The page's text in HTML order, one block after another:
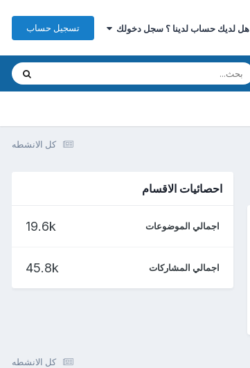
هل لديك حساب لدينا ؟ سجل دخولك تسجيل حساب
كل الانشطه
احصائيات الاقسام
اجمالي الموضوعات 19.6k
اجمالي المشاركات 45.8k
كل الانشطه